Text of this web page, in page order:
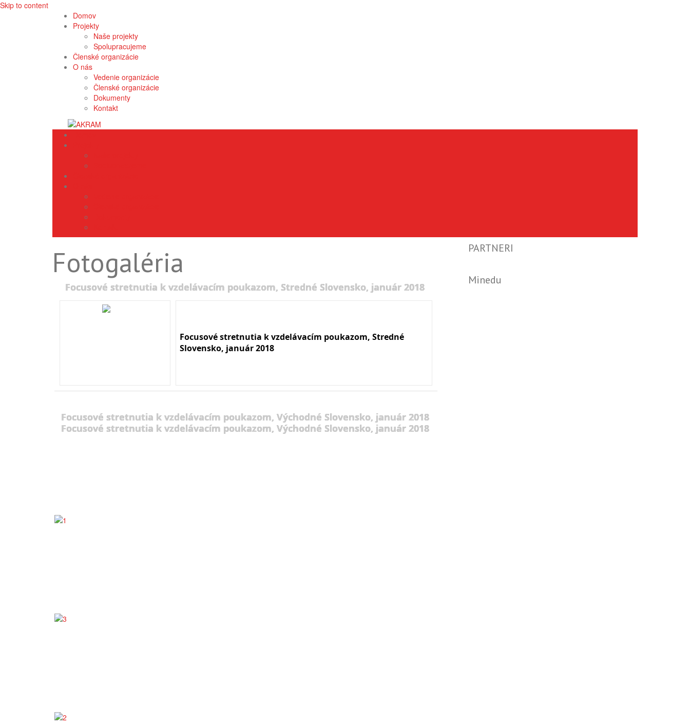
Skip to content
Domov
Projekty
Naše projekty
Spolupracujeme
Členské organizácie
O nás
Vedenie organizácie
Členské organizácie
Dokumenty
Kontakt
Fotogaléria
Focusové stretnutia k vzdelávacím poukazom, Stredné Slovensko, január 2018
Focusové stretnutia k vzdelávacím poukazom, Stredné
Slovensko, január 2018
Focusové stretnutia k vzdelávacím poukazom, Východné Slovensko, január 2018
Focusové stretnutia k vzdelávacím poukazom, Východné Slovensko, január 2018
PARTNERI
Minedu